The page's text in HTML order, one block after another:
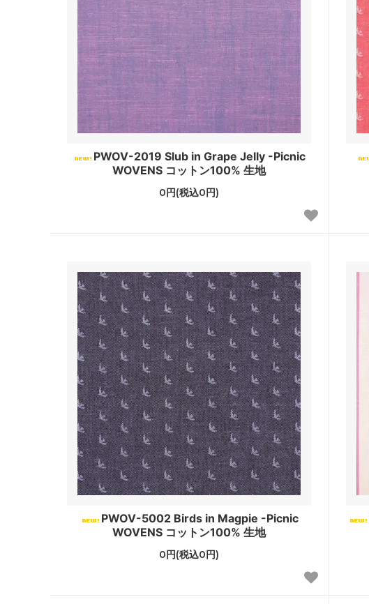
PWOV-2019 Slub in Grape Jelly -Picnic
WOVENS コットン100% 生地
0円(税込0円)
PWOV-5002 Birds in Magpie -Picnic
WOVENS コットン100% 生地
0円(税込0円)